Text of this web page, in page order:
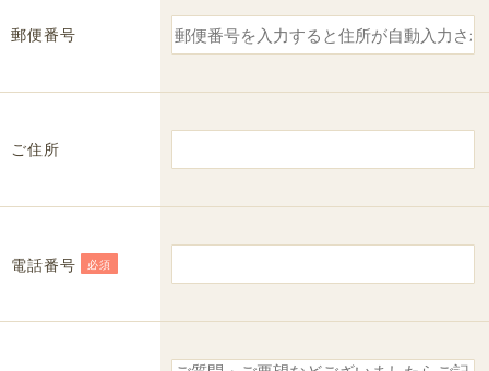
郵便番号
ご住所
電話番号 必須